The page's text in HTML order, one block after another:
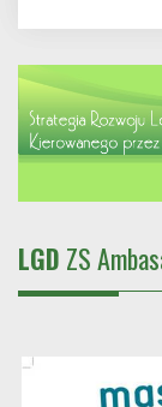
LGD ZS